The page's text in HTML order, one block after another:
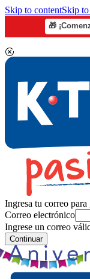
Skip to contentSkip
🎁
Ingresa tu correo
Correo electrónico
Ingrese un correo
Continuar